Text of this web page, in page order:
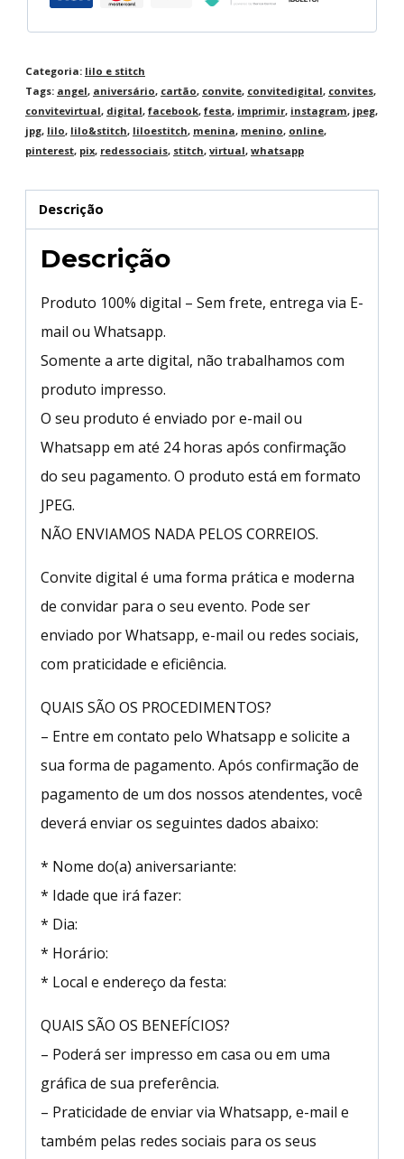
Categoria: lilo e stitch
Tags: angel, aniversário, cartão, convite, convitedigital, convites,
convitevirtual, digital, facebook, festa, imprimir, instagram, jpeg,
jpg, lilo, lilo&stitch, liloestitch, menina, menino, online,
pinterest, pix, redessociais, stitch, virtual, whatsapp
Descrição
Descrição
Produto 100% digital – Sem frete, entrega via E-
mail ou Whatsapp.
Somente a arte digital, não trabalhamos com
produto impresso.
O seu produto é enviado por e-mail ou
Whatsapp em até 24 horas após confirmação
do seu pagamento. O produto está em formato
JPEG.
NÃO ENVIAMOS NADA PELOS CORREIOS.
Convite digital é uma forma prática e moderna
de convidar para o seu evento. Pode ser
enviado por Whatsapp, e-mail ou redes sociais,
com praticidade e eficiência.
QUAIS SÃO OS PROCEDIMENTOS?
– Entre em contato pelo Whatsapp e solicite a
sua forma de pagamento. Após confirmação de
pagamento de um dos nossos atendentes, você
deverá enviar os seguintes dados abaixo:
* Nome do(a) aniversariante:
* Idade que irá fazer:
* Dia:
* Horário:
* Local e endereço da festa:
QUAIS SÃO OS BENEFÍCIOS?
– Poderá ser impresso em casa ou em uma
gráfica de sua preferência.
– Praticidade de enviar via Whatsapp, e-mail e
também pelas redes sociais para os seus